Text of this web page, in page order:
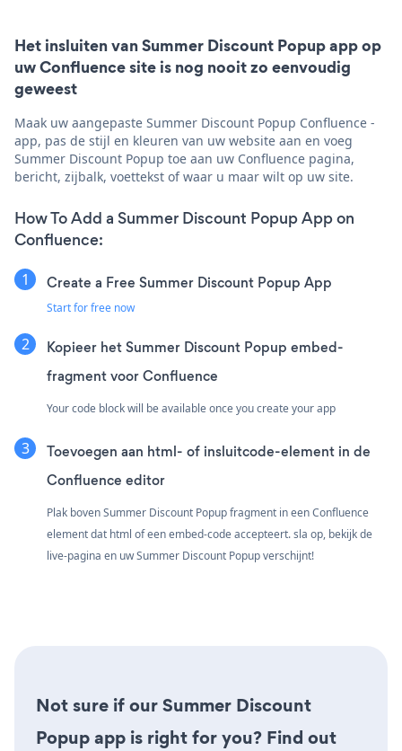
Het insluiten van Summer Discount Popup app op
uw Confluence site is nog nooit zo eenvoudig
geweest
Maak uw aangepaste Summer Discount Popup Confluence -
app, pas de stijl en kleuren van uw website aan en voeg
Summer Discount Popup toe aan uw Confluence pagina,
bericht, zijbalk, voettekst of waar u maar wilt op uw site.
How To Add a Summer Discount Popup App on
Confluence:
Create a Free Summer Discount Popup App
Start for free now
Kopieer het Summer Discount Popup embed-
fragment voor Confluence
Your code block will be available once you create your app
Toevoegen aan html- of insluitcode-element in de
Confluence editor
Plak boven Summer Discount Popup fragment in een Confluence
element dat html of een embed-code accepteert. sla op, bekijk de
live-pagina en uw Summer Discount Popup verschijnt!
Not sure if our Summer Discount
Popup app is right for you? Find out